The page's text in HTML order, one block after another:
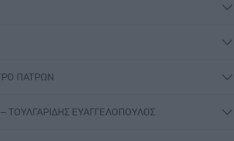
ΠΑΤΡΩΝ
ΤΟΥΛΓΑΡΙΔΗΣ ΕΥΑΓΓΕΛΟΠΟΥΛΟΣ